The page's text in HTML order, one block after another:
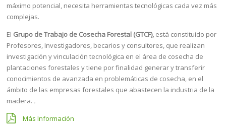
máximo potencial, necesita herramientas tecnológicas cada vez más
complejas.
El Grupo de Trabajo de Cosecha Forestal (GTCF), está constituido por
Profesores, Investigadores, becarios y consultores, que realizan
investigación y vinculación tecnológica en el área de cosecha de
plantaciones forestales y tiene por finalidad generar y transferir
conocimientos de avanzada en problemáticas de cosecha, en el
ámbito de las empresas forestales que abastecen la industria de la
madera. .
Más Información